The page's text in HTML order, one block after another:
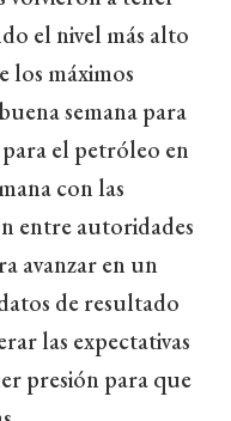
el nivel más alto
los máximos
semana para
el petróleo en
con las
entre autoridades
avanzar en un
de resultado
las expectativas
presión para que